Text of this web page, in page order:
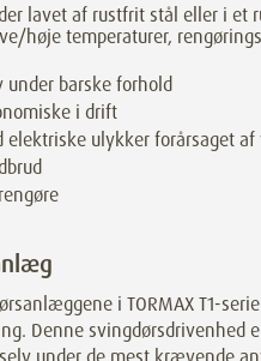
lavet af rustfrit stål eller i et
høje temperaturer,
under barske forhold
i drift
elektriske ulykker forårsaget
i TORMAX T1-
Denne svingdørsdrivenhed